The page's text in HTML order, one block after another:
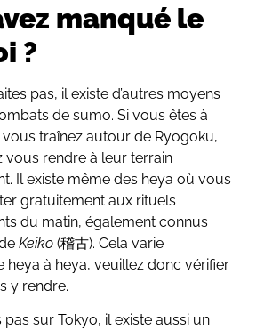
manqué le
?
pas, il existe d’autres moyens
de sumo. Si vous êtes à
traînez autour de Ryogoku,
rendre à leur terrain
Il existe même des heya où vous
gratuitement aux rituels
du matin, également connus
Keiko(稽古). Cela varie
heya à heya, veuillez donc vérifier
y rendre.
pas sur Tokyo, il existe aussi un